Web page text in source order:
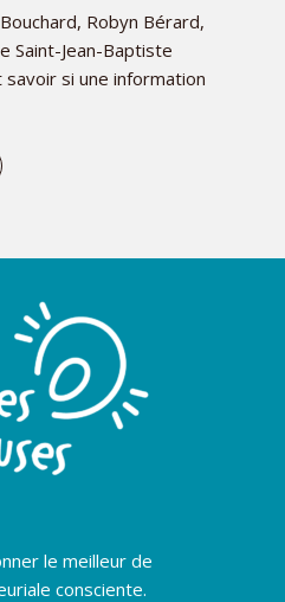
Robyn Bérard,
Saint-Jean-Baptiste
savoir si une information
le meilleur de
consciente.